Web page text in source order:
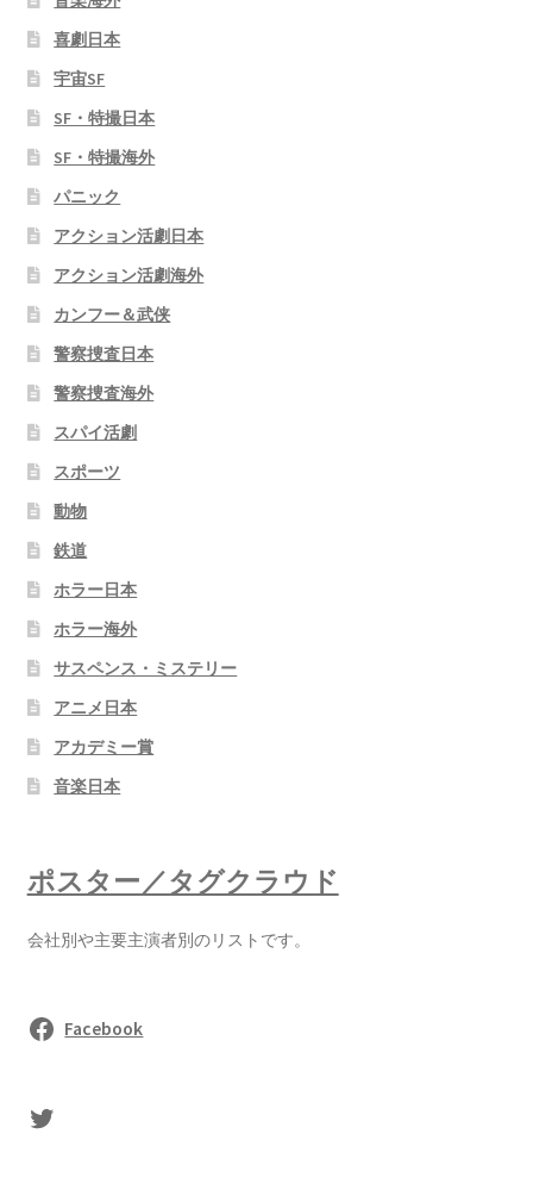
喜劇日本
宇宙SF
SF・特撮日本
SF・特撮海外
パニック
アクション活劇日本
アクション活劇海外
カンフー＆武侠
警察捜査日本
警察捜査海外
スパイ活劇
スポーツ
動物
鉄道
ホラー日本
ホラー海外
サスペンス・ミステリー
アニメ日本
アカデミー賞
音楽日本
ポスター／タグクラウド
会社別や主要主演者別のリストです。
Facebook
sasaki's Twitter